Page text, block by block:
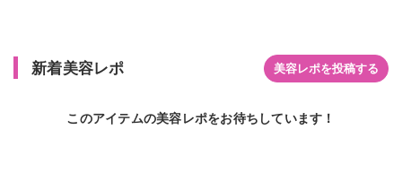
新着美容レポ 美容レポを投稿する
このアイテムの美容レポをお待ちしています！